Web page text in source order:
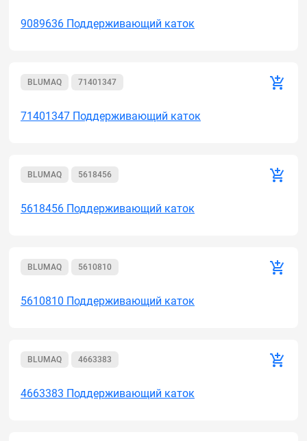
9089636 Поддерживающий каток
BLUMAQ 71401347
71401347 Поддерживающий каток
BLUMAQ 5618456
5618456 Поддерживающий каток
BLUMAQ 5610810
5610810 Поддерживающий каток
BLUMAQ 4663383
4663383 Поддерживающий каток